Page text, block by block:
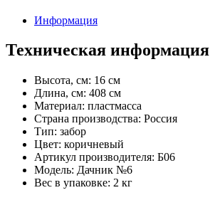
Информация
Техническая информация
Высота, см: 16 см
Длина, см: 408 см
Материал: пластмасса
Страна производства: Россия
Тип: забор
Цвет: коричневый
Артикул производителя: Б06
Модель: Дачник №6
Вес в упаковке: 2 кг